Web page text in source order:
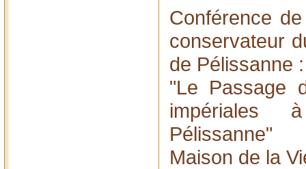
Conférence
conservateur
de Pélissanne :
"Le Passage
Pélissanne"
Maison de la